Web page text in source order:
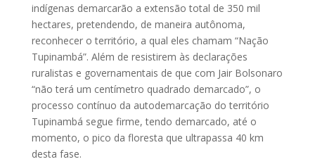
indígenas demarcarão a extensão total de 350 mil
hectares, pretendendo, de maneira autônoma,
reconhecer o território, a qual eles chamam “Nação
Tupinambá”. Além de resistirem às declarações
ruralistas e governamentais de que com Jair Bolsonaro
“não terá um centímetro quadrado demarcado”, o
processo contínuo da autodemarcação do território
Tupinambá segue firme, tendo demarcado, até o
momento, o pico da floresta que ultrapassa 40 km
desta fase.